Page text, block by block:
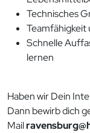
Technisches
Teamfähigkeit
Schnelle
lernen
Haben wir Dein
Dann bewirb dich
Mail